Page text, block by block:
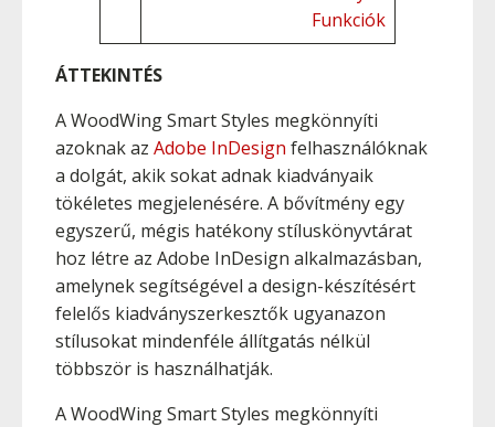
Funkciók
ÁTTEKINTÉS
A WoodWing Smart Styles megkönnyíti
azoknak az Adobe InDesign felhasználóknak
a dolgát, akik sokat adnak kiadványaik
tökéletes megjelenésére. A bővítmény egy
egyszerű, mégis hatékony stíluskönyvtárat
hoz létre az Adobe InDesign alkalmazásban,
amelynek segítségével a design-készítésért
felelős kiadványszerkesztők ugyanazon
stílusokat mindenféle állítgatás nélkül
többször is használhatják.
A WoodWing Smart Styles megkönnyíti